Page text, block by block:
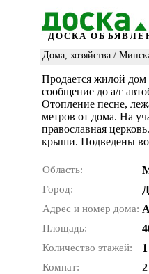
ДОСКА
Дома, хозяйства /
Продается жилой дом
сообщение до а/г
Отопление песне,
метров от дома. На
православная
крыши. Подведены
Область:
Город:
Адрес и номер дома:
Площадь:
Количество этажей: 1
Комнат: 2